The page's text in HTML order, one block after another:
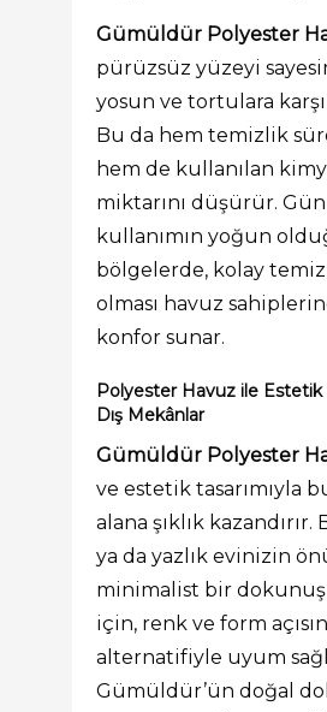
Gümüldür Polyester
pürüzsüz yüzeyi
yosun ve tortulara
Bu da hem temizlik
hem de kullanılan
miktarını düşürür.
kullanımın yoğun
bölgelerde, kolay
olması havuz
konfor sunar.
Polyester Havuz ile
Dış Mekânlar
Gümüldür Polyester
ve estetik tasarımıyla
alana şıklık
ya da yazlık evinizin
minimalist bir
için, renk ve form
alternatifiyle uyum
Gümüldür’ün doğal